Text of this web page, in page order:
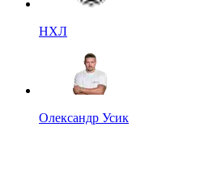
НХЛ
Олександр Усик